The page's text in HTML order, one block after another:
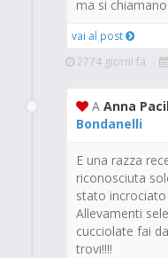
ma si
vai al post
2774 giorni fa
A Anna
Bondanelli
E una razza
riconosciuta
stato
Allevamenti
cucciolate fai
trovi!!!!